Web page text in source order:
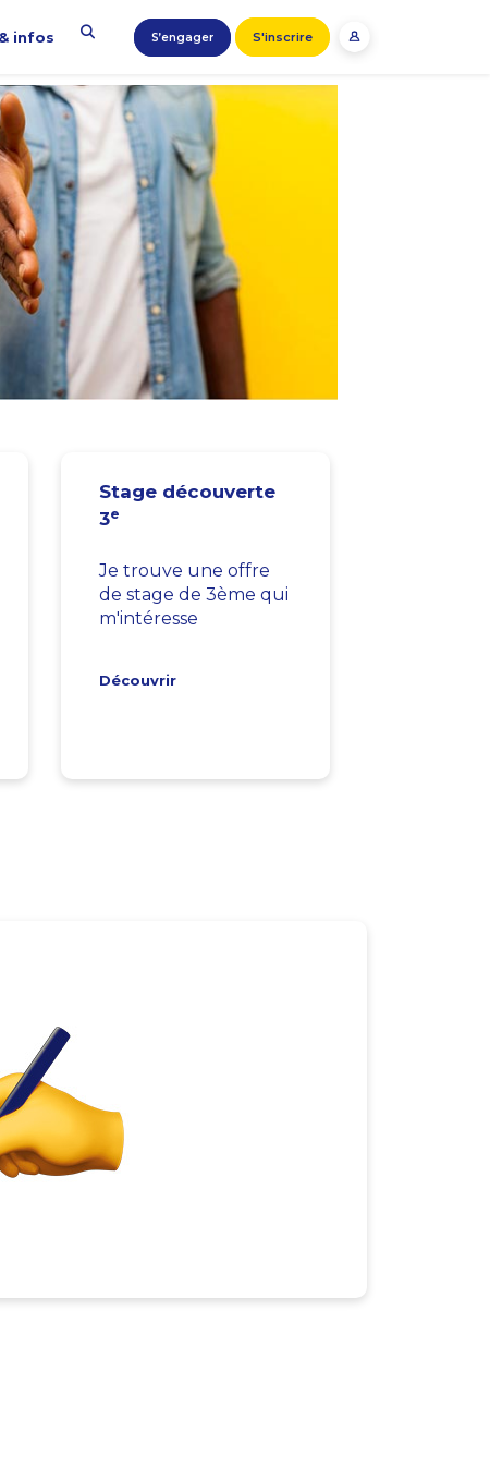
infos S’engager S'inscrire
Stage découverte
3e
Je trouve une offre
de stage de 3ème qui
m'intéresse
Découvrir